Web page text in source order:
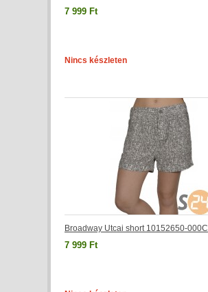
7 999 Ft
Nincs készleten
Broadway Utcai short 10152650-000C
7 999 Ft